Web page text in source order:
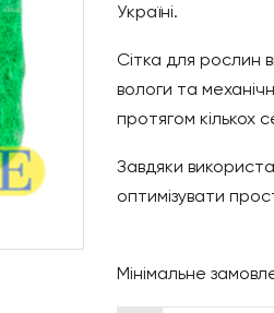
Україні.
Сітка для рослин
вологи та
протягом кількох
Завдяки
оптимізувати
Мінімальне